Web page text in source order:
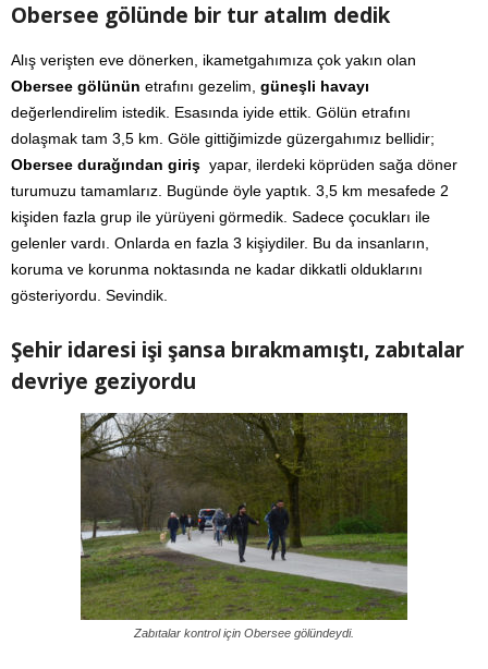
Obersee gölünde bir tur atalım dedik
Alış verişten eve dönerken, ikametgahımıza çok yakın olan
Obersee gölünün etrafını gezelim, güneşli havayı
değerlendirelim istedik. Esasında iyide ettik. Gölün etrafını
dolaşmak tam 3,5 km. Göle gittiğimizde güzergahımız bellidir;
Obersee durağından giriş yapar, ilerdeki köprüden sağa döner
turumuzu tamamlarız. Bugünde öyle yaptık. 3,5 km mesafede 2
kişiden fazla grup ile yürüyeni görmedik. Sadece çocukları ile
gelenler vardı. Onlarda en fazla 3 kişiydiler. Bu da insanların,
koruma ve korunma noktasında ne kadar dikkatli olduklarını
gösteriyordu. Sevindik.
Şehir idaresi işi şansa bırakmamıştı, zabıtalar
devriye geziyordu
Zabıtalar kontrol için Obersee gölündeydi.